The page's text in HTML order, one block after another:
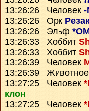
13:26:26 Человек -
13:26:26 Орк
13:26:26 Эльф
13:26:33 Хоббит
13:26:33 Хоббит
13:26:39 Человек
13:26:39 Животное
13:27:25 Человек
клон
13:27:25 Человек